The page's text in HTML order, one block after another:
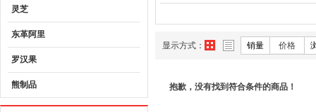
显示方式： 销量 价格
抱歉，没有找到符合条件的商品！
灵芝
东革阿里
罗汉果
熊制品